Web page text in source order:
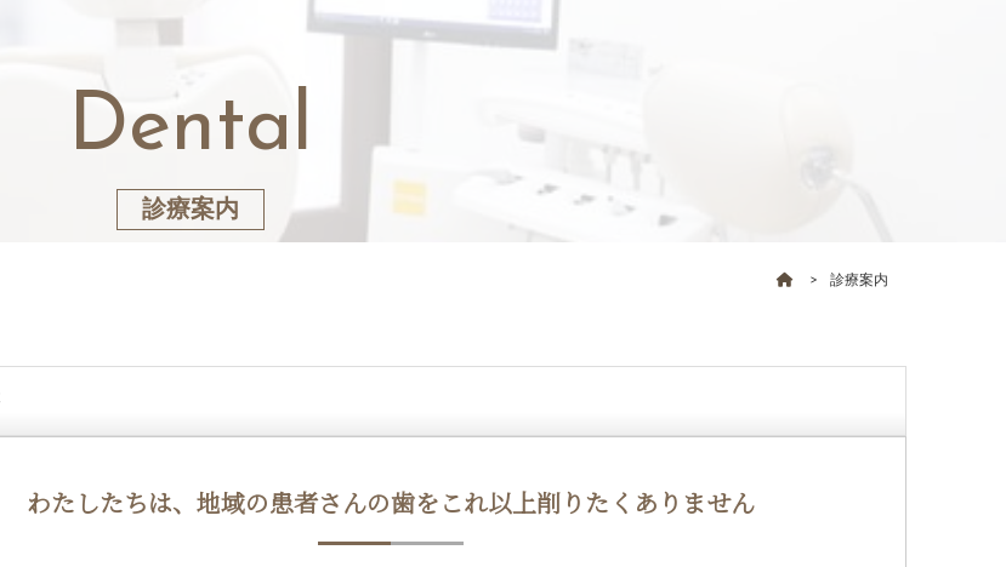
歯科・クリーニング
ホワイトニング
Dental
診療案内
診療案内
わたしたちは、地域の患者さんの歯をこれ以上削りたくありません